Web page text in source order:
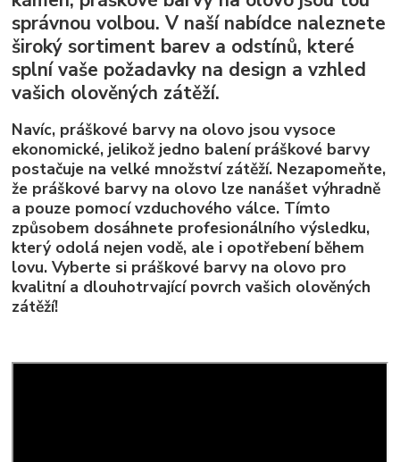
správnou volbou. V naší nabídce naleznete
široký sortiment barev a odstínů, které
splní vaše požadavky na design a vzhled
vašich olověných zátěží.
Navíc, práškové barvy na olovo jsou vysoce
ekonomické, jelikož jedno balení práškové barvy
postačuje na velké množství zátěží. Nezapomeňte,
že práškové barvy na olovo lze nanášet výhradně
a pouze pomocí vzduchového válce. Tímto
způsobem dosáhnete profesionálního výsledku,
který odolá nejen vodě, ale i opotřebení během
lovu. Vyberte si práškové barvy na olovo pro
kvalitní a dlouhotrvající povrch vašich olověných
zátěží!